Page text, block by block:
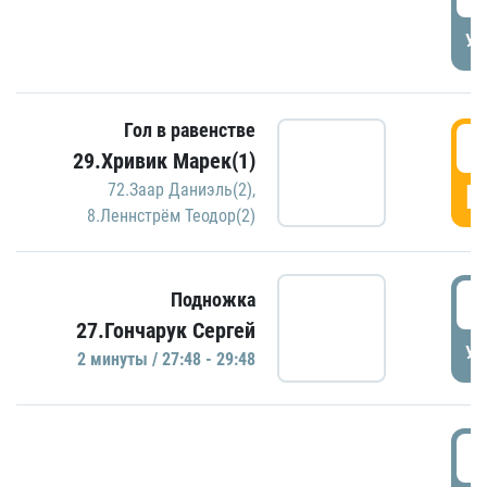
Гол в равенстве
29.Хривик Марек(1)
72.Заар Даниэль(2),
8.Леннстрём Теодор(2)
Подножка
27.Гончарук Сергей
2 минуты / 27:48 - 29:48